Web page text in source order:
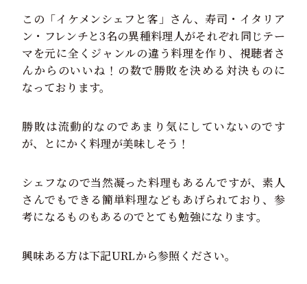
この「イケメンシェフと客」さん、寿司・イタリア
ン・フレンチと3名の異種料理人がそれぞれ同じテー
マを元に全くジャンルの違う料理を作り、視聴者さ
んからのいいね！の数で勝敗を決める対決ものに
なっております。
勝敗は流動的なのであまり気にしていないのです
が、とにかく料理が美味しそう！
シェフなので当然凝った料理もあるんですが、素人
さんでもできる簡単料理などもあげられており、参
考になるものもあるのでとても勉強になります。
興味ある方は下記URLから参照ください。